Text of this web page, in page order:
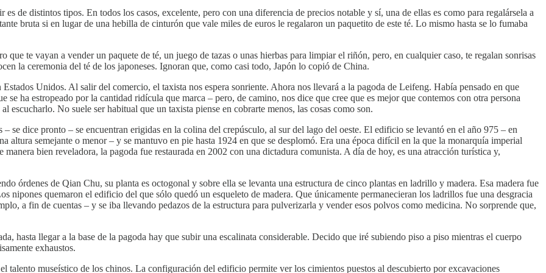
de distintos tipos. En todos los casos, excelente, pero con una diferencia de precios notable y sí, una de ellas es como para regalársela a
bruta si en lugar de una hebilla de cinturón que vale miles de euros le regalaron un paquetito de este té. Lo mismo hasta se lo fumaba
que te vayan a vender un paquete de té, un juego de tazas o unas hierbas para limpiar el riñón, pero, en cualquier caso, te regalan sonrisas
la ceremonia del té de los japoneses. Ignoran que, como casi todo, Japón lo copió de China.
Unidos. Al salir del comercio, el taxista nos espera sonriente. Ahora nos llevará a la pagoda de Leifeng. Había pensado en que
ha estropeado por la cantidad ridícula que marca – pero, de camino, nos dice que cree que es mejor que contemos con otra persona
escucharlo. No suele ser habitual que un taxista piense en cobrarte menos, las cosas como son.
se dice pronto – se encuentran erigidas en la colina del crepúsculo, al sur del lago del oeste. El edificio se levantó en el año 975 – en
altura semejante o menor – y se mantuvo en pie hasta 1924 en que se desplomó. Era una época difícil en la que la monarquía imperial
bien reveladora, la pagoda fue restaurada en 2002 con una dictadura comunista. A día de hoy, es una atracción turística y,
órdenes de Qian Chu, su planta es octogonal y sobre ella se levanta una estructura de cinco plantas en ladrillo y madera. Esa madera fue
nipones quemaron el edificio del que sólo quedó un esqueleto de madera. Que únicamente permanecieran los ladrillos fue una desgracia
a fin de cuentas – y se iba llevando pedazos de la estructura para pulverizarla y vender esos polvos como medicina. No sorprende que,
hasta llegar a la base de la pagoda hay que subir una escalinata considerable. Decido que iré subiendo piso a piso mientras el cuerpo
exhaustos.
talento museístico de los chinos. La configuración del edificio permite ver los cimientos puestos al descubierto por excavaciones